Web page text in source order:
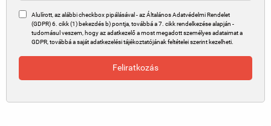
Alulírott, az alábbi checkbox pipálásával - az Általános Adatvédelmi Rendelet
(GDPR) 6. cikk (1) bekezdés b) pontja, továbbá a 7. cikk rendelkezése alapján -
tudomásul veszem, hogy az adatkezelő a most megadott személyes adataimat a
GDPR, továbbá a saját adatkezelési tájékoztatójának feltételei szerint kezelheti.